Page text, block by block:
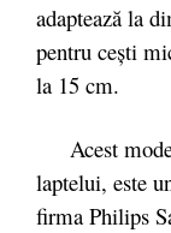
adaptează la
pentru cești
la 15 cm.
Acest
laptelui, este
firma Philips